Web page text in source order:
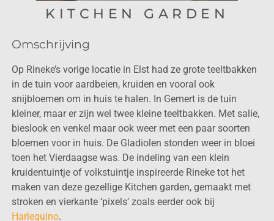
KITCHEN GARDEN
Omschrijving
Op Rineke’s vorige locatie in Elst had ze grote teeltbakken
in de tuin voor aardbeien, kruiden en vooral ook
snijbloemen om in huis te halen. In Gemert is de tuin
kleiner, maar er zijn wel twee kleine teeltbakken. Met salie,
bieslook en venkel maar ook weer met een paar soorten
bloemen voor in huis. De Gladiolen stonden weer in bloei
toen het Vierdaagse was. De indeling van een klein
kruidentuintje of volkstuintje inspireerde Rineke tot het
maken van deze gezellige Kitchen garden, gemaakt met
stroken en vierkante ‘pixels’ zoals eerder ook bij
Harlequino.